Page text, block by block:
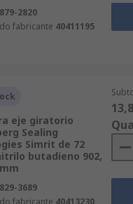
879-2820
fabricante 40411195
eje giratorio
Sealing
Simrit de 72
butadieno 902,
829-3689
fabricante 40413230